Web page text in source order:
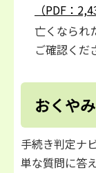
（PDF：
亡くなられ
ご確認くだ
おくや
手続き判定ナ
単な質問に答